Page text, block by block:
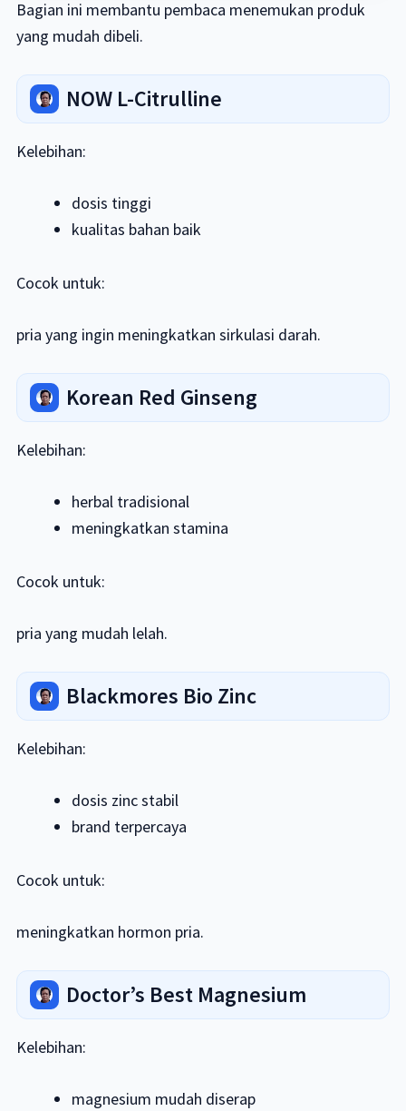
Bagian ini membantu pembaca menemukan produk
yang mudah dibeli.
NOW L-Citrulline
Kelebihan:
dosis tinggi
kualitas bahan baik
Cocok untuk:
pria yang ingin meningkatkan sirkulasi darah.
Korean Red Ginseng
Kelebihan:
herbal tradisional
meningkatkan stamina
Cocok untuk:
pria yang mudah lelah.
Blackmores Bio Zinc
Kelebihan:
dosis zinc stabil
brand terpercaya
Cocok untuk:
meningkatkan hormon pria.
Doctor’s Best Magnesium
Kelebihan:
magnesium mudah diserap